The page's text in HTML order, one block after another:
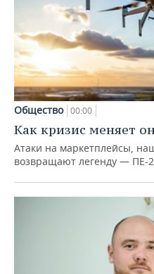
Общество 00:00
Как кризис меняет
Атаки на маркетплейсы,
возвращают легенду — ПЕ-